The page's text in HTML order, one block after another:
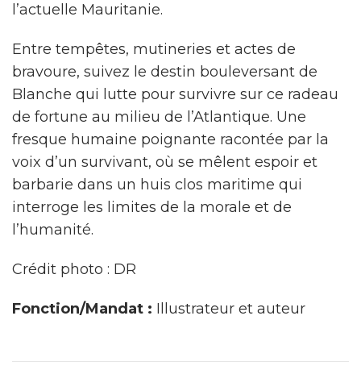
l’actuelle Mauritanie.
Entre tempêtes, mutineries et actes de
bravoure, suivez le destin bouleversant de
Blanche qui lutte pour survivre sur ce radeau
de fortune au milieu de l’Atlantique. Une
fresque humaine poignante racontée par la
voix d’un survivant, où se mêlent espoir et
barbarie dans un huis clos maritime qui
interroge les limites de la morale et de
l’humanité.
Crédit photo : DR
Fonction/Mandat : Illustrateur et auteur